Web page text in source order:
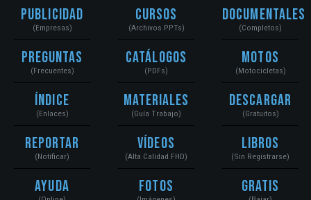
Publicidad
(Empresas)
Preguntas
(Frecuentes)
Índice
(Enlaces)
Reportar
(Notificar)
Ayuda
Cursos
(Archivos PPTs)
Catálogos
(PDFs)
Materiales
(Guía Trabajo)
Vídeos
(Alta Calidad FHD)
Fotos
Documentales
(Completos)
Motos
(Motocicletas)
Descargar
(Gratuitos)
Libros
(Sin Registrarse)
Gratis